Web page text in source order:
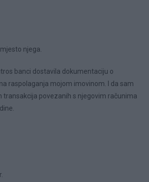
njega.
banci dostavila dokumentaciju o
raspolaganja mojom imovinom. I da sam
transakcija povezanih s njegovim računima